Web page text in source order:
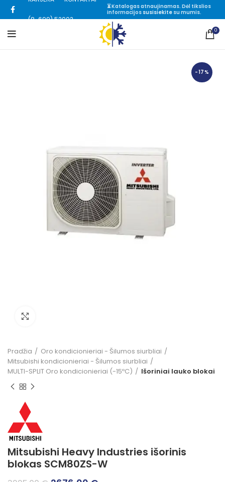
(8-699) 52002
⏳ Katalogas atnaujinamas. Dėl tikslios
informacijos susisiekitesu mumis.
0
-17%
Pradžia
Oro kondicionieriai - Šilumos siurbliai
Mitsubishi kondicionieriai - Šilumos siurbliai
MULTI-SPLIT Oro kondicionieriai (-15ºC)
Išoriniai lauko blokai
Mitsubishi Heavy Industries išorinis
blokas SCM80ZS-W